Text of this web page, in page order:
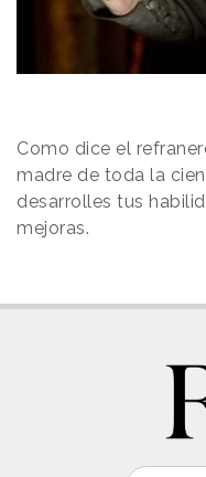
Como dice el
madre de toda la
desarrolles tus
mejoras.